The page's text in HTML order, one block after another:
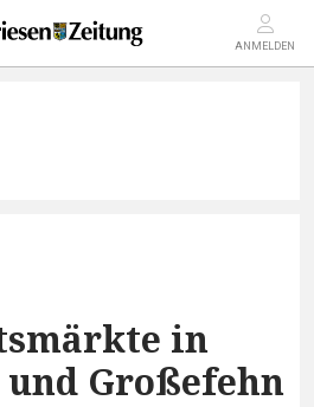
ANMELDEN
in
Großefehn